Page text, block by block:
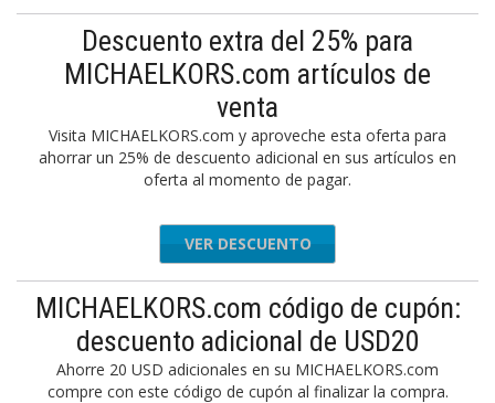
Descuento extra del 25% para
MICHAELKORS.com artículos de
venta
Visita MICHAELKORS.com y aproveche esta oferta para
ahorrar un 25% de descuento adicional en sus artículos en
oferta al momento de pagar.
VER DESCUENTO
MICHAELKORS.com código de cupón:
descuento adicional de USD20
Ahorre 20 USD adicionales en su MICHAELKORS.com
compre con este código de cupón al finalizar la compra.